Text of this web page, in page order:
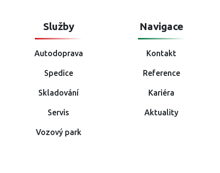
Služby
Autodoprava
Spedice
Skladování
Servis
Vozový park
Navigace
Kontakt
Reference
Kariéra
Aktuality